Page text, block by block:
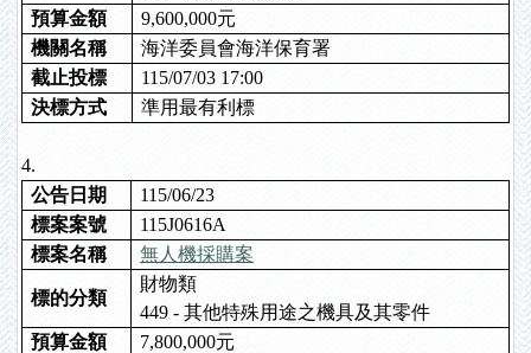
預算金額
9,600,000元
機關名稱
海洋委員會海洋保育署
截止投標
115/07/03 17:00
決標方式
準用最有利標
4.
公告日期
115/06/23
標案案號
115J0616A
標案名稱
無人機採購案
標的分類
財物類
449 - 其他特殊用途之機具及其零件
預算金額
7,800,000元